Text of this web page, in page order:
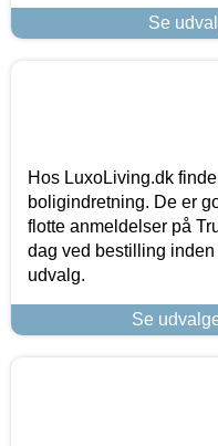
Se
Hos LuxoLiving.dk
boligindretning. De er
flotte anmeldelser på
dag ved bestilling
udvalg.
Se